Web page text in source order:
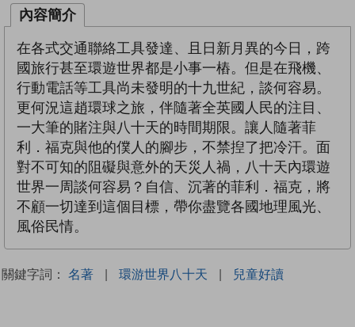
內容簡介
在各式交通聯絡工具發達、且日新月異的今日，跨
國旅行甚至環遊世界都是小事一樁。但是在飛機、
行動電話等工具尚未發明的十九世紀，談何容易。
更何況這趙環球之旅，伴隨著全英國人民的注目、
一大筆的賭注與八十天的時間期限。讓人隨著菲
利．福克與他的僕人的腳步，不禁揑了把冷汗。面
對不可知的阻礙與意外的天災人禍，八十天內環遊
世界一周談何容易？自信、沉著的菲利．福克，將
不顧一切達到這個目標，帶你盡覽各國地理風光、
風俗民情。
關鍵字詞： 名著 | 環游世界八十天 | 兒童好讀